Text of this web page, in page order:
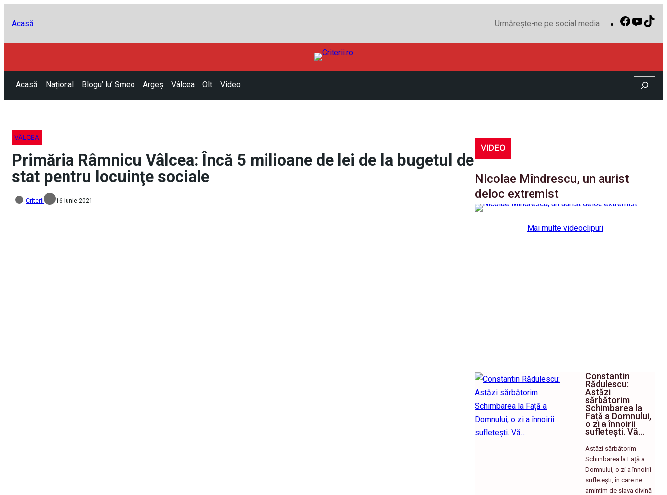
Acasă Urmărește-ne pe social media Facebook
Acasă Național Blogu’ lu’ Smeo Argeș Vâlcea Olt Video Search
VÂLCEA
Primăria Râmnicu Vâlcea: Încă 5 milioane de lei de la bugetul de
stat pentru locuinţe sociale
Criterii 16 Iunie 2021
VIDEO
Nicolae Mîndrescu, un aurist
deloc extremist
Mai multe videoclipuri
Constantin
Rădulescu:
Astăzi
sărbătorim
Schimbarea la
Față a Domnului,
o zi a înnoirii
sufletești. Vă…
Astăzi sărbătorim
Schimbarea la Față a
Domnului, o zi a înnoirii
sufletești, în care ne
amintim de slava divină